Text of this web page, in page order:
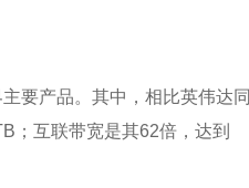
要产品。其中，相比英伟达同
；互联带宽是其62倍，达到